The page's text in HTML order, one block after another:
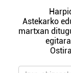
Astekarko
martxan